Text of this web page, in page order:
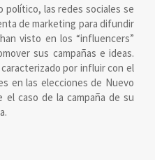
político, las redes sociales se
de marketing para difundir
visto en los “influencers”
sus campañas e ideas.
por influir con el
en las elecciones de Nuevo
el caso de la campaña de su